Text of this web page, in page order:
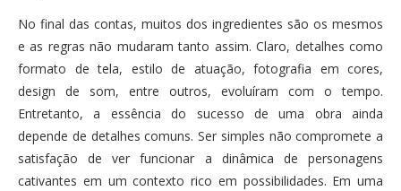
No final das contas, muitos dos ingredientes são os mesmos
e as regras não mudaram tanto assim. Claro, detalhes como
formato de tela, estilo de atuação, fotografia em cores,
design de som, entre outros, evoluíram com o tempo.
Entretanto, a essência do sucesso de uma obra ainda
depende de detalhes comuns. Ser simples não compromete a
satisfação de ver funcionar a dinâmica de personagens
cativantes em um contexto rico em possibilidades. Em uma